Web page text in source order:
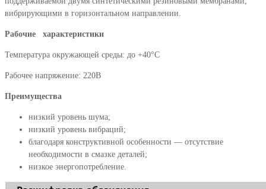
вибрирующими в горизонталь­ном направлении.
Рабочие характеристики
Температура окружающей среды: до +40°С
Рабочее напряжение: 220В
Преимущества
низкий уровень шума;
низкий уровень вибраций;
благодаря конструктивной особенности — отсутствие
необходимости в смазке деталей;
низкое энергопотребление.